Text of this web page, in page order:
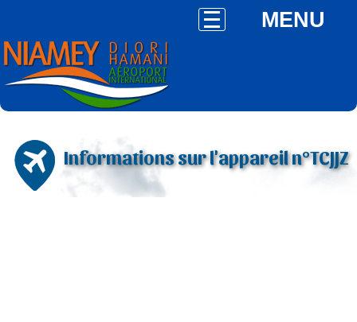
MENU
Informations sur l'appareil n°TCJJZ